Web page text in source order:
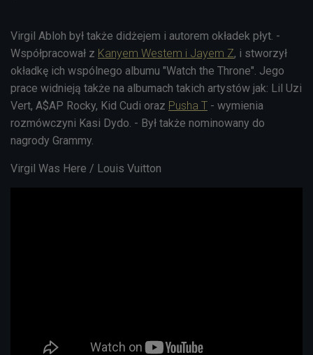
Virgil Abloh był także didżejem i autorem okładek płyt. -
Współpracował z Kanyem Westem i Jayem Z, i stworzył
okładkę ich wspólnego albumu "Watch the Throne". Jego
prace widnieją także na albumach takich artystów jak: Lil Uzi
Vert, A$AP Rocky, Kid Cudi oraz Pusha T - wymienia
rozmówczyni Kasi Dydo. - Był także nominowany do
nagrody Grammy.
Virgil Was Here / Louis Vuitton